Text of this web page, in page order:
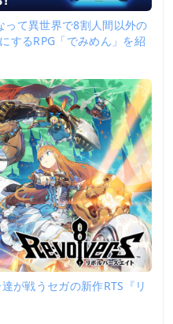
って異世界で8割人間以外の
するRPG「でみめん」を紹
が戦うセガの新作RTS『リ